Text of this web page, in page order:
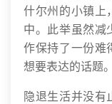
什尔州的小镇上
中。此举虽然减
作保持了一份难
想要表达的话题。
隐退生活并没有